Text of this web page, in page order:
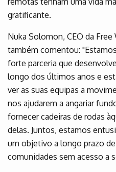
gratificante.
Nuka Solomon, CEO da
também comentou:
forte parceria que
longo dos últimos anos e
ver as suas equipas a
nos ajudarem a angariar
fornecer cadeiras de rodas
delas. Juntos, estamos
um objetivo a longo prazo
comunidades sem acesso a